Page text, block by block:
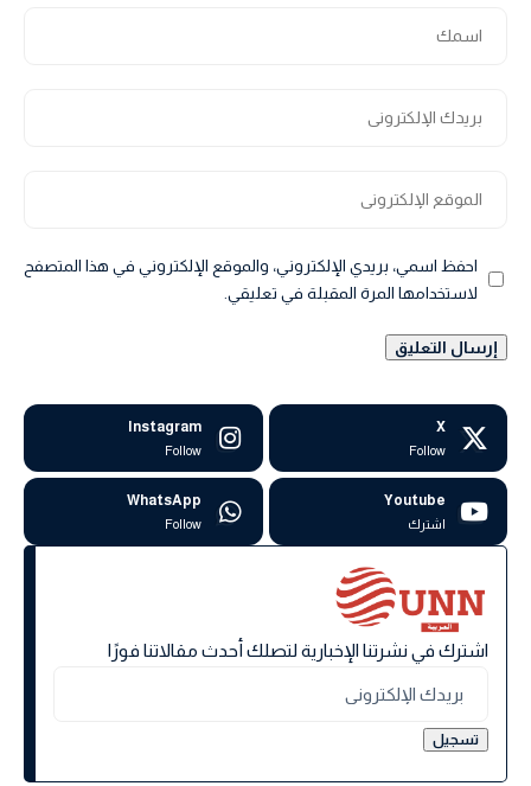
احفظ اسمي، بريدي الإلكتروني، والموقع الإلكتروني في هذا المتصفح
لاستخدامها المرة المقبلة في تعليقي.
X
Follow
Instagram
Follow
Youtube
اشترك
WhatsApp
Follow
اشترك في نشرتنا الإخبارية لتصلك أحدث مقالاتنا فورًا